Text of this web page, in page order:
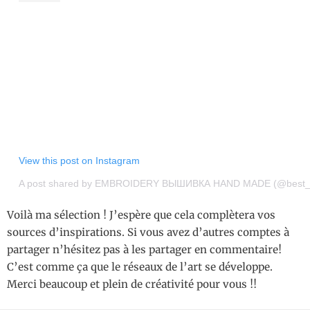
View this post on Instagram
A post shared by EMBROIDERY ВЫШИВКА HAND MADE
Voilà ma sélection ! J’espère que cela complètera vos
sources d’inspirations. Si vous avez d’autres comptes à
partager n’hésitez pas à les partager en commentaire!
C’est comme ça que le réseaux de l’art se développe.
Merci beaucoup et plein de créativité pour vous !!